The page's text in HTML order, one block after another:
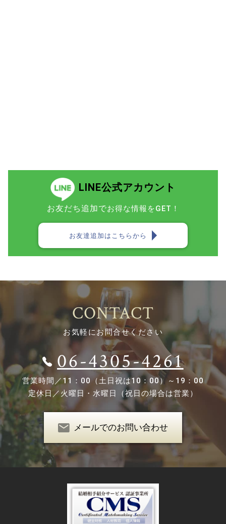
LINE公式アカウント
お友だち追加でお得な情報をGET！
お友達追加はこちらから
CONTACT
お気軽にお問合せください
06-4305-4261
営業時間／11：00（土日祝は10：00）～19：00
定休日／火曜日・水曜日（祝日の場合は営業）
メールでのお問い合わせ